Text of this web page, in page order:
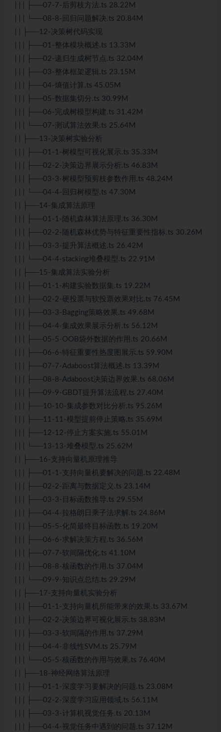
| | | ├──07-7-后剪枝方法.ts 28.22M
| | | └──08-8-回归问题解决.ts 20.84M
| | ├──12-决策树代码实现
| | | ├──01-整体模块概述.ts 13.33M
| | | ├──02-递归生成树节点.ts 32.04M
| | | ├──03-整体框架逻辑.ts 23.15M
| | | ├──04-熵值计算.ts 45.05M
| | | ├──05-数据集切分.ts 30.99M
| | | ├──06-完成树模型构建.ts 31.42M
| | | └──07-测试算法效果.ts 25.64M
| | ├──13-决策树实验分析
| | | ├──01-1-树模型可视化展示.ts 35.33M
| | | ├──02-2-决策边界展示分析.ts 46.83M
| | | ├──03-3-树模型预剪枝参数作用.ts 48.24M
| | | └──04-4-回归树模型.ts 47.30M
| | ├──14-集成算法原理
| | | ├──01-1-随机森林算法原理.ts 36.30M
| | | ├──02-2-随机森林优势与特征重要性指标.ts 30.26M
| | | ├──03-3-提升算法概述.ts 26.42M
| | | └──04-4-stacking堆叠模型.ts 22.91M
| | ├──15-集成算法实验分析
| | | ├──01-1-构建实验数据集.ts 19.22M
| | | ├──02-2-硬投票与软投票效果对比.ts 76.45M
| | | ├──03-3-Bagging策略效果.ts 49.68M
| | | ├──04-4-集成效果展示分析.ts 56.12M
| | | ├──05-5-OOB袋外数据的作用.ts 20.66M
| | | ├──06-6-特征重要性热度图展示.ts 59.90M
| | | ├──07-7-Adaboost算法概述.ts 13.39M
| | | ├──08-8-Adaboost决策边界效果.ts 68.06M
| | | ├──09-9-GBDT提升算法流程.ts 27.40M
| | | ├──10-10-集成参数对比分析.ts 95.26M
| | | ├──11-11-模型提前停止策略.ts 35.69M
| | | ├──12-12-停止方案实施.ts 55.01M
| | | └──13-13-堆叠模型.ts 25.62M
| | ├──16-支持向量机原理推导
| | | ├──01-1-支持向量机要解决的问题.ts 22.48M
| | | ├──02-2-距离与数据定义.ts 23.14M
| | | ├──03-3-目标函数推导.ts 29.55M
| | | ├──04-4-拉格朗日乘子法求解.ts 24.86M
| | | ├──05-5-化简最终目标函数.ts 19.20M
| | | ├──06-6-求解决策方程.ts 36.56M
| | | ├──07-7-软间隔优化.ts 41.10M
| | | ├──08-8-核函数的作用.ts 37.04M
| | | └──09-9-知识点总结.ts 29.29M
| | ├──17-支持向量机实验分析
| | | ├──01-1-支持向量机所能带来的效果.ts 33.67M
| | | ├──02-2-决策边界可视化展示.ts 38.83M
| | | ├──03-3-软间隔的作用.ts 37.29M
| | | ├──04-4-非线性SVM.ts 25.79M
| | | └──05-5-核函数的作用与效果.ts 76.40M
| | ├──18-神经网络算法原理
| | | ├──01-1-深度学习要解决的问题.ts 23.08M
| | | ├──02-2-深度学习应用领域.ts 56.11M
| | | ├──03-3-计算机视觉任务.ts 20.13M
| | | ├──04-4-视觉任务中遇到的问题.ts 37.12M